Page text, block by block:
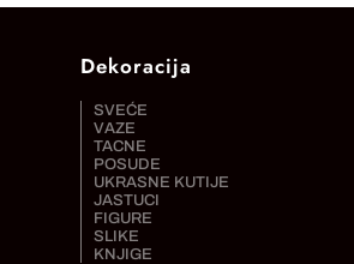
Dekoracija
SVEĆE
VAZE
TACNE
POSUDE
UKRASNE KUTIJE
JASTUCI
FIGURE
SLIKE
KNJIGE